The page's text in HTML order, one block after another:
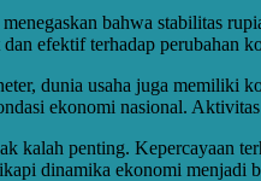
bahwa stabilitas
efektif terhadap perubahan
dunia usaha juga memiliki
ekonomi nasional.
kalah penting. Kepercayaan
dinamika ekonomi menjadi